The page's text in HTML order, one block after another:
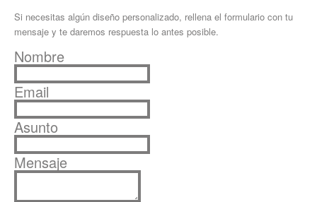
Si necesitas algún diseño personalizado, rellena el formulario con tu
mensaje y te daremos respuesta lo antes posible.
Nombre
Email
Asunto
Mensaje